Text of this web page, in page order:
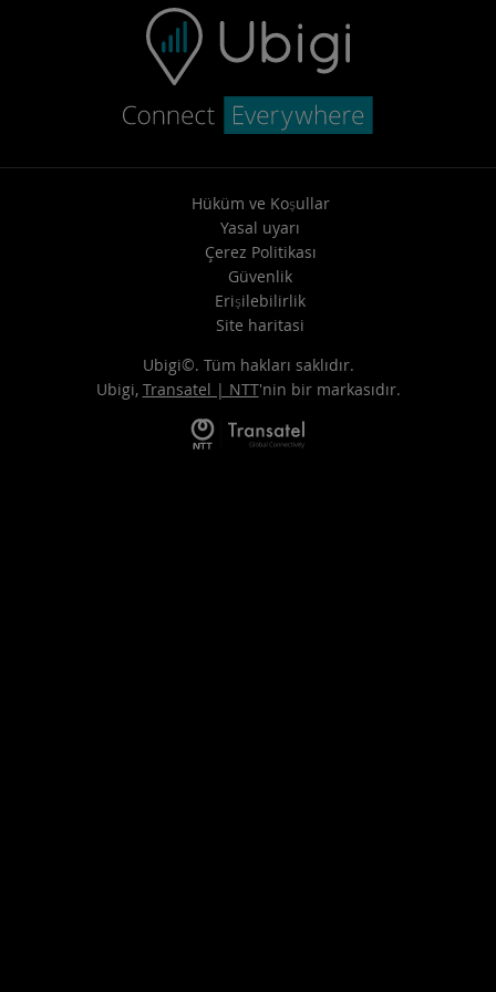
Hüküm ve Koşullar
Yasal uyarı
Çerez Politikası
Güvenlik
Erişilebilirlik
Site haritasi
Ubigi©. Tüm hakları saklıdır.
Ubigi, Transatel | NTT'nin bir markasıdır.